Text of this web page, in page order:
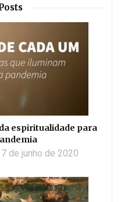
espiritualidade para
de junho de 2020